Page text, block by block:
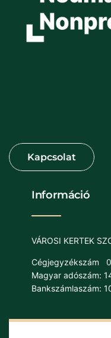
Információ
VÁROSI KERTEK
Cégjegyzékszám
Magyar adószám:
Bankszámlaszám: